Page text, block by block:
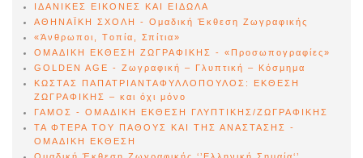
ΙΔΑΝΙΚΕΣ ΕΙΚΟΝΕΣ ΚΑΙ ΕΙΔΩΛΑ
ΑΘΗΝΑΪΚΗ ΣΧΟΛΗ - Ομαδική Έκθεση Ζωγραφικής
«Άνθρωποι, Tοπία, Σπίτια»
ΟΜΑΔΙΚΗ ΕΚΘΕΣΗ ΖΩΓΡΑΦΙΚΗΣ - «Προσωπογραφίες»
GOLDEN AGE - Ζωγραφική – Γλυπτική – Κόσμημα
ΚΩΣΤΑΣ ΠΑΠΑΤΡΙΑΝΤΑΦΥΛΛΟΠΟΥΛΟΣ: ΕΚΘΕΣΗ
ΖΩΓΡΑΦΙΚΗΣ – και όχι μόνο
ΓΑΜΟΣ - ΟΜΑΔΙΚΗ ΕΚΘΕΣΗ ΓΛΥΠΤΙΚΗΣ/ΖΩΓΡΑΦΙΚΗΣ
ΤΑ ΦΤΕΡΑ ΤΟΥ ΠΑΘΟΥΣ ΚΑΙ ΤΗΣ ΑΝΑΣΤΑΣΗΣ -
ΟΜΑΔΙΚΗ ΕΚΘΕΣΗ